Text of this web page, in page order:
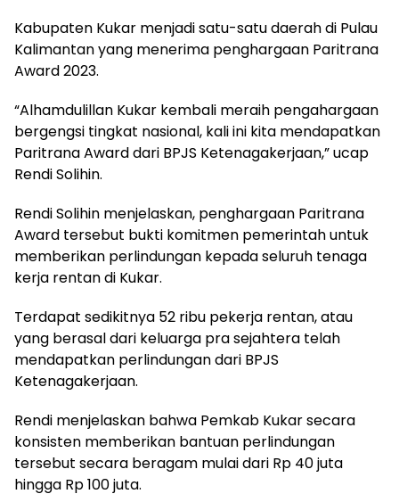
Kabupaten Kukar menjadi satu-satu daerah di Pulau
Kalimantan yang menerima penghargaan Paritrana
Award 2023.
“Alhamdulillan Kukar kembali meraih pengahargaan
bergengsi tingkat nasional, kali ini kita mendapatkan
Paritrana Award dari BPJS Ketenagakerjaan,” ucap
Rendi Solihin.
Rendi Solihin menjelaskan, penghargaan Paritrana
Award tersebut bukti komitmen pemerintah untuk
memberikan perlindungan kepada seluruh tenaga
kerja rentan di Kukar.
Terdapat sedikitnya 52 ribu pekerja rentan, atau
yang berasal dari keluarga pra sejahtera telah
mendapatkan perlindungan dari BPJS
Ketenagakerjaan.
Rendi menjelaskan bahwa Pemkab Kukar secara
konsisten memberikan bantuan perlindungan
tersebut secara beragam mulai dari Rp 40 juta
hingga Rp 100 juta.